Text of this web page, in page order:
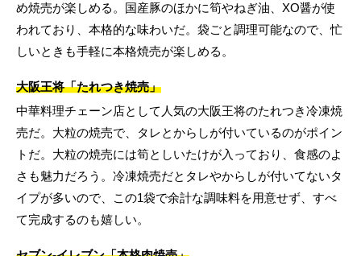
め焼売が楽しめる。国産豚のほかに筍やねぎ油、XO醤が使
われており、本格的な味わいだ。袋ごと調理可能なので、忙
しいときも手軽に本格焼売が楽しめる。
大阪王将「たれつき焼売」
中華料理チェーン店として人気の大阪王将のたれつき冷凍焼
売だ。大粒の焼売で、タレとからしが付いているのがポイン
トだ。大粒の焼売には筍としいたけが入っており、食感のよ
さも魅力だろう。冷凍焼売だとタレやからしが付いてないタ
イプが多いので、この1袋で余計な調味料を用意せず、すべ
て完成するのも嬉しい。